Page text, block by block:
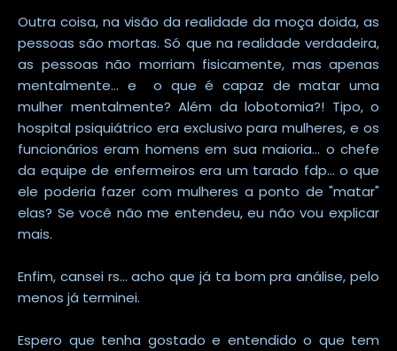
Outra coisa, na visão da realidade da moça doida, as
pessoas são mortas. Só que na realidade verdadeira,
as pessoas não morriam fisicamente, mas apenas
mentalmente... e o que é capaz de matar uma
mulher mentalmente? Além da lobotomia?! Tipo, o
hospital psiquiátrico era exclusivo para mulheres, e os
funcionários eram homens em sua maioria... o chefe
da equipe de enfermeiros era um tarado fdp... o que
ele poderia fazer com mulheres a ponto de "matar"
elas? Se você não me entendeu, eu não vou explicar
mais.
Enfim, cansei rs... acho que já ta bom pra análise, pelo
menos já terminei.
Espero que tenha gostado e entendido o que tem